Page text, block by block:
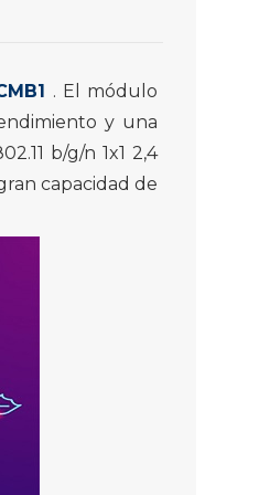
. El módulo
y una
b/g/n 1x1 2,4
capacidad de